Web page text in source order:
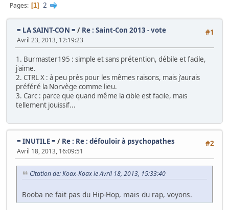
Pages 1 2
#1
= LA SAINT-CON = / Re : Saint-Con 2013 - vote
Avril 23, 2013, 12:19:23
1. Burmaster195 : simple et sans prétention, débile et facile,
j'aime.
2. CTRL X : à peu près pour les mêmes raisons, mais j'aurais
préféré la Norvège comme lieu.
3. Carc : parce que quand même la cible est facile, mais
tellement jouissif...
#2
= INUTILE = / Re : Re : défouloir à psychopathes
Avril 18, 2013, 16:09:51
Citation de: Koax-Koax le Avril 18, 2013, 15:33:40
Booba ne fait pas du Hip-Hop, mais du rap, voyons.